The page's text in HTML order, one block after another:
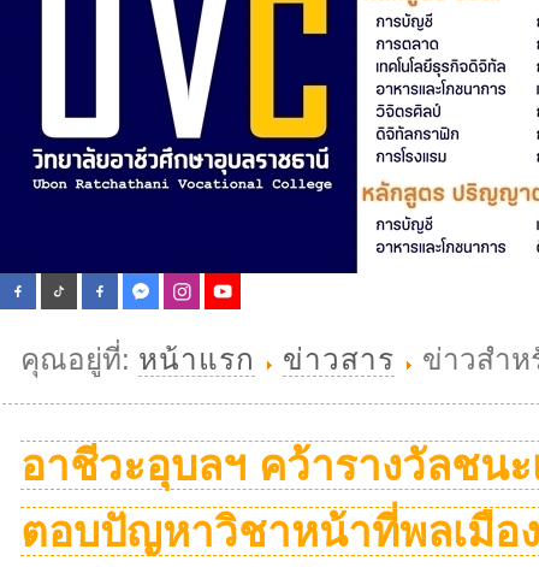
คุณอยู่ที่: หน้าแรก ข่าวสาร ข่าวสำห
อาชีวะอุบลฯ คว้ารางวัลชน
ตอบปัญหาวิชาหน้าที่พลเมือ